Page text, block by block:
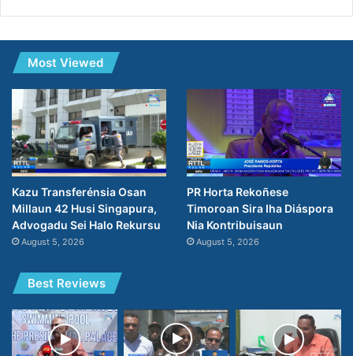
Most Viewed
Kazu Transferénsia Osan
Millaun 42 Husi Singapura,
Advogadu Sei Halo Rekursu
August 5, 2026
PR Horta Rekoñese
Timoroan Sira Iha Diáspora
Nia Kontribuisaun
August 5, 2026
Best Reviews